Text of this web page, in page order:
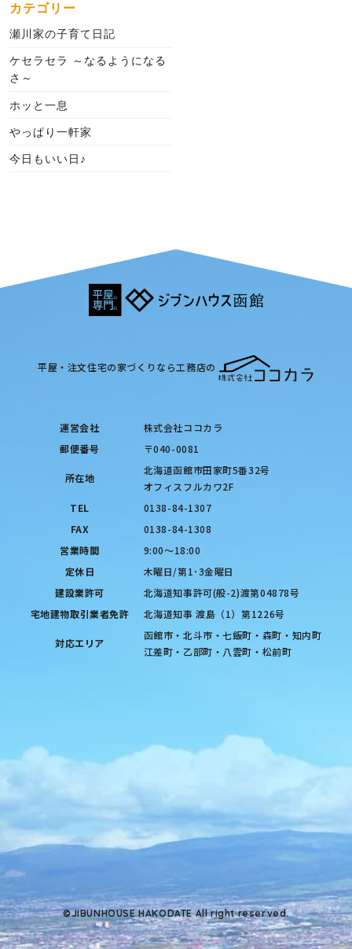
カテゴリー
瀬川家の子育て日記
ケセラセラ ～なるようになる
さ～
ホッと一息
やっぱり一軒家
今日もいい日♪
平屋・注文住宅の家づくりなら工務店の
運営会社
株式会社ココカラ
郵便番号
〒040-0081
所在地
北海道函館市田家町5番32号
オフィスフルカワ2F
TEL
0138-84-1307
FAX
0138-84-1308
営業時間
9:00〜18:00
定休日
木曜日/第1･3金曜日
建設業許可
北海道知事許可(般-2)渡第04878号
宅地建物取引業者免許
北海道知事 渡島（1）第1226号
対応エリア
函館市・北斗市・七飯町・森町・知内町
江差町・乙部町・八雲町・松前町
©JIBUNHOUSE HAKODATE All right reserved.